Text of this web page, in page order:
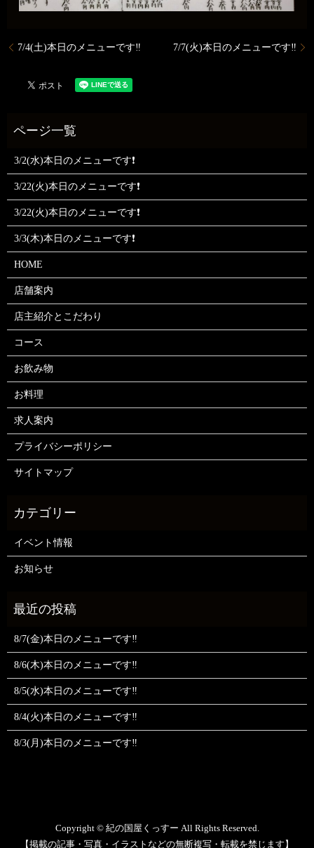
7/4(土)本日のメニューです‼️ 7/7(火)本日のメニューです‼️
3/2(水)本日のメニューです❗
3/22(火)本日のメニューです❗
3/22(火)本日のメニューです❗
3/3(木)本日のメニューです❗
HOME
店舗案内
店主紹介とこだわり
コース
お飲み物
お料理
求人案内
プライバシーポリシー
サイトマップ
イベント情報
お知らせ
8/7(金)本日のメニューです‼️
8/6(木)本日のメニューです‼️
8/5(水)本日のメニューです‼️
8/4(火)本日のメニューです‼️
8/3(月)本日のメニューです‼️
Copyright © 紀の国屋くっすー All Rights Reserved.
【掲載の記事・写真・イラストなどの無断複写・転載を禁じます】